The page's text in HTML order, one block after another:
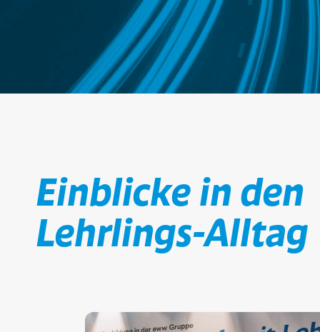
Einblicke in den
Lehrlings-Alltag